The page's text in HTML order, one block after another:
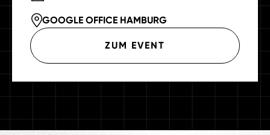
GOOGLE OFFICE HAMBURG
ZUM EVENT